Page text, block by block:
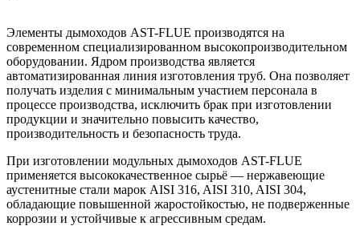
Элементы дымоходов AST-FLUE производятся на
современном специализированном высокопроизводительном
оборудовании. Ядром производства является
автоматизированная линия изготовления труб. Она позволяет
получать изделия с минимальным участием персонала в
процессе производства, исключить брак при изготовлении
продукции и значительно повысить качество,
производительность и безопасность труда.
При изготовлении модульных дымоходов AST-FLUE
применяется высококачественное сырьё — нержавеющие
аустенитные стали марок AISI 316, AISI 310, AISI 304,
обладающие повышенной жаростойкостью, не подверженные
коррозии и устойчивые к агрессивным средам.